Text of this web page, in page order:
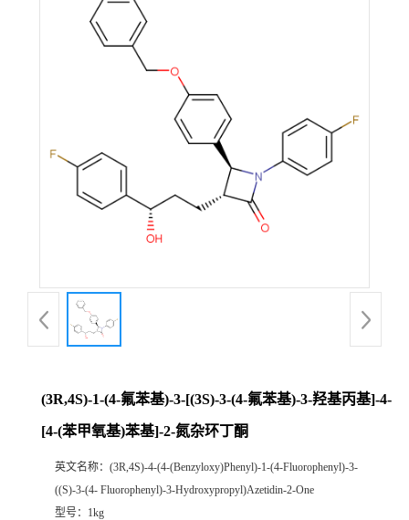
(3R,4S)-1-(4-氟苯基)-3-[(3S)-3-(4-氟苯基)-3-羟基丙基]-4-
[4-(苯甲氧基)苯基]-2-氮杂环丁酮
英文名称： (3R,4S)-4-(4-(Benzyloxy)Phenyl)-1-(4-Fluorophenyl)-3-
((S)-3-(4- Fluorophenyl)-3-Hydroxypropyl)Azetidin-2-One
型号： 1kg